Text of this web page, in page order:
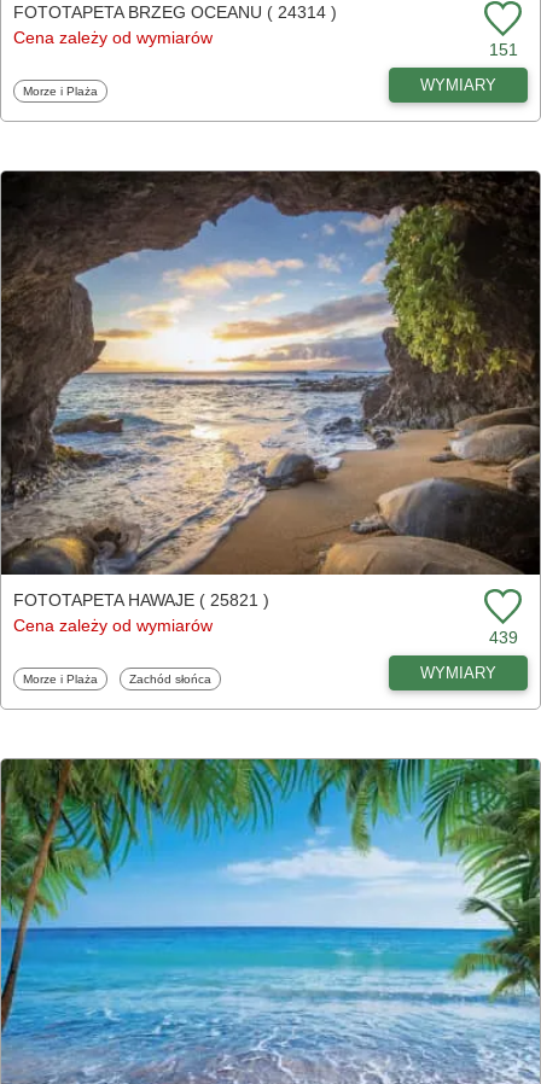
FOTOTAPETA BRZEG OCEANU ( 24314 )
Cena zależy od wymiarów
151
Fototapety
Morze i Plaża WYMIARY
FOTOTAPETA HAWAJE ( 25821 )
Cena zależy od wymiarów
439
Fototapety
Morze i Plaża Fototapety
Zachód słońca WYMIARY